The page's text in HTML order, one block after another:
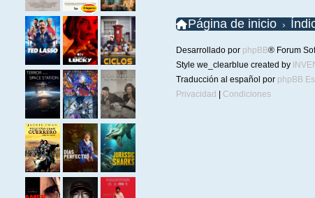
Página de inicio
Desarrollado por phpBB® Forum
Style we_clearblue created by
Traducción al español por phpBB
Privacidad
Condiciones